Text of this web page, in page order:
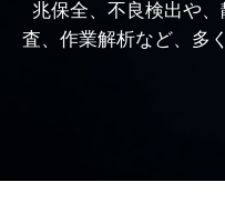
兆保全、不良検出や
査、作業解析など、多